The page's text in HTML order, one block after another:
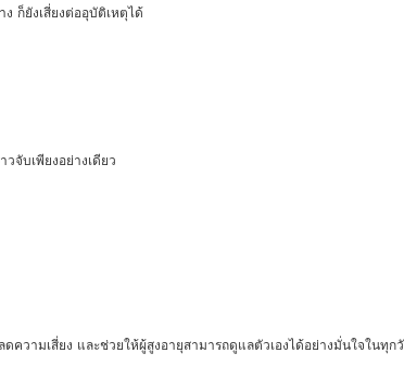
ก็ยังเสี่ยงต่ออุบัติเหตุได้
จับเพียงอย่างเดียว
วามเสี่ยง และช่วยให้ผู้สูงอายุสามารถดูแลตัวเองได้อย่างมั่นใจในทุก